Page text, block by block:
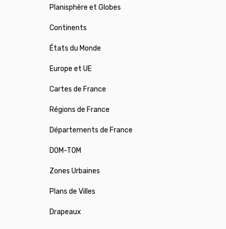
Planisphère et Globes
Continents
États du Monde
Europe et UE
Cartes de France
Régions de France
Départements de France
DOM-TOM
Zones Urbaines
Plans de Villes
Drapeaux